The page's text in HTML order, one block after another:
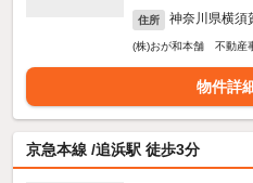
住所 神奈川県横須
(株)おが和本舗 不動産
物件詳
京急本線 /追浜駅 徒歩3分